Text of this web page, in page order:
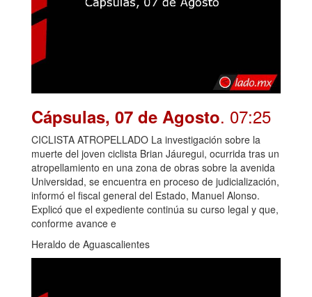
Cápsulas, 07 de Agosto. 07:25
CICLISTA ATROPELLADO La investigación sobre la
muerte del joven ciclista Brian Jáuregui, ocurrida tras un
atropellamiento en una zona de obras sobre la avenida
Universidad, se encuentra en proceso de judicialización,
informó el fiscal general del Estado, Manuel Alonso.
Explicó que el expediente continúa su curso legal y que,
conforme avance e
Heraldo de Aguascalientes